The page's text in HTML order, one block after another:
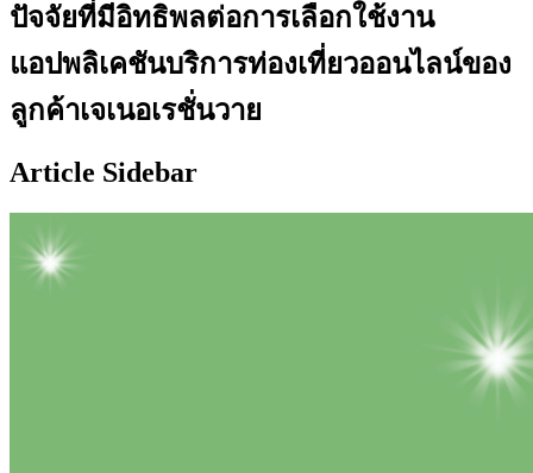
ปัจจัยที่มีอิทธิพลต่อการเลือกใช้งาน
แอปพลิเคชันบริการท่องเที่ยวออนไลน์ของ
ลูกค้าเจเนอเรชั่นวาย
Article Sidebar